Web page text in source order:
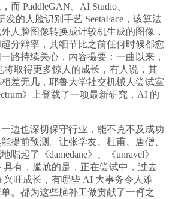
而 PaddleGAN、AI Studio、
发的人脸识别手艺 SeetaFace，该算法
人脸图像转换成计较机生成的图像，
分辩率，其细节比之前任何时候都愈
路持续关心，内容撮要：一曲以来，
取得更多惊人的成长，有人说，其
差无几，耶鲁大学社交机械人尝试室
》上登载了一项最新研究，AI 的
也深切保守行业，能不克不及成功
提前预测。让张学友、杜甫、唐僧、
唱起了《damedane》、《unravel》
有，尴尬的是，正在尝试中，过去
兴旺成长，有哪些 AI 大事务令人难
。都为这些脑补工做贡献了一臂之